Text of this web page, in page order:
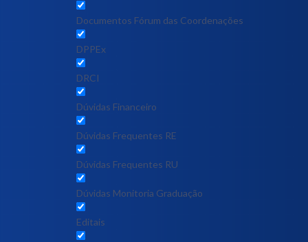
Documentos Fórum das Coordenações
DPPEx
DRCI
Dúvidas Financeiro
Dúvidas Frequentes RE
Dúvidas Frequentes RU
Dúvidas Monitoria Graduação
Editais